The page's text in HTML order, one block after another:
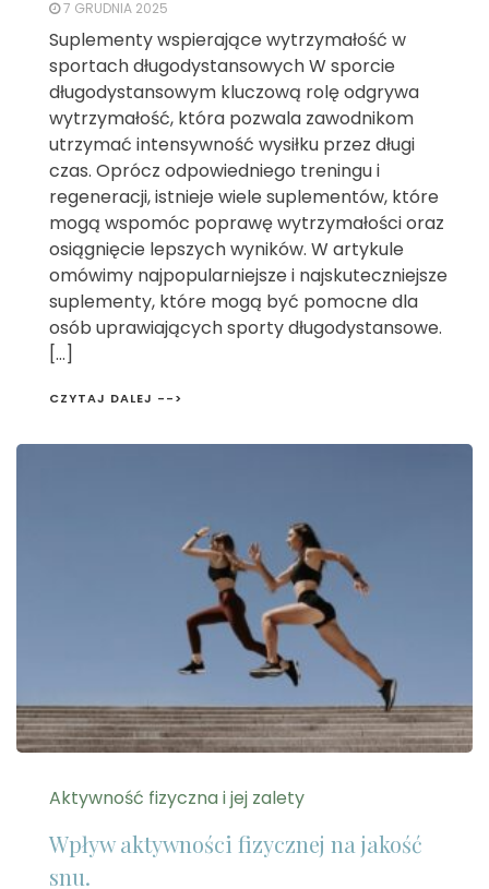
7 GRUDNIA 2025
Suplementy wspierające wytrzymałość w
sportach długodystansowych W sporcie
długodystansowym kluczową rolę odgrywa
wytrzymałość, która pozwala zawodnikom
utrzymać intensywność wysiłku przez długi
czas. Oprócz odpowiedniego treningu i
regeneracji, istnieje wiele suplementów, które
mogą wspomóc poprawę wytrzymałości oraz
osiągnięcie lepszych wyników. W artykule
omówimy najpopularniejsze i najskuteczniejsze
suplementy, które mogą być pomocne dla
osób uprawiających sporty długodystansowe.
[…]
CZYTAJ DALEJ -->
Aktywność fizyczna i jej zalety
Wpływ aktywności fizycznej na jakość
snu.